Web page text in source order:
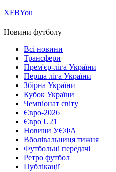
ХFBYou
Новини футболу
Всі новини
Трансфери
Прем'єр-ліга України
Перша ліга України
Збірна України
Кубок України
Чемпіонат світу
Євро-2026
Євро U21
Новини УЄФА
Вболівальниця тижня
Футбольні передачі
Ретро футбол
Публікації